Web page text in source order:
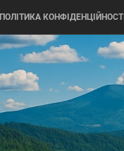
ПОЛІТИКА КОНФІДЕНЦІЙНОСТІ